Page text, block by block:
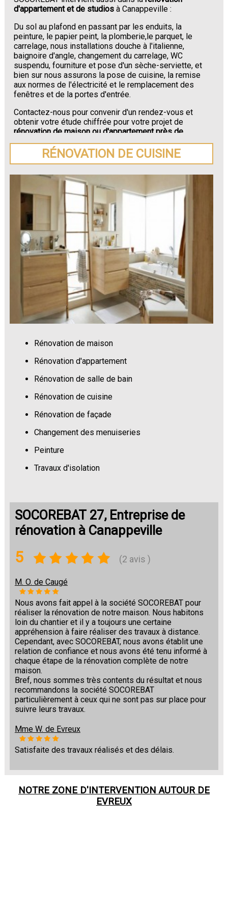
d'appartement et de studios à Canappeville :
Du sol au plafond en passant par les enduits, la
peinture, le papier peint, la plomberie,le parquet, le
carrelage, nous installations douche à l'italienne,
baignoire d'angle, changement du carrelage, WC
suspendu, fourniture et pose d'un sèche-serviette, et
bien sur nous assurons la pose de cuisine, la remise
aux normes de l'électricité et le remplacement des
fenêtres et de la portes d'entrée.
Contactez-nous pour convenir d'un rendez-vous et
obtenir votre étude chiffrée pour votre projet de
rénovation de maison ou d'appartement près de
Canappeville.
RÉNOVATION DE CUISINE
Rénovation de maison
Rénovation d'appartement
Rénovation de salle de bain
Rénovation de cuisine
Rénovation de façade
Changement des menuiseries
Peinture
Travaux d'isolation
SOCOREBAT 27, Entreprise de
rénovation à Canappeville
5 (2 avis )
M. O. de Caugé
Nous avons fait appel à la société SOCOREBAT pour
réaliser la rénovation de notre maison. Nous habitons
loin du chantier et il y a toujours une certaine
appréhension à faire réaliser des travaux à distance.
Cependant, avec SOCOREBAT, nous avons établit une
relation de confiance et nous avons été tenu informé à
chaque étape de la rénovation complète de notre
maison.
Bref, nous sommes très contents du résultat et nous
recommandons la société SOCOREBAT
particulièrement à ceux qui ne sont pas sur place pour
suivre leurs travaux.
Mme W. de Evreux
Satisfaite des travaux réalisés et des délais.
NOTRE ZONE D'INTERVENTION AUTOUR DE
EVREUX